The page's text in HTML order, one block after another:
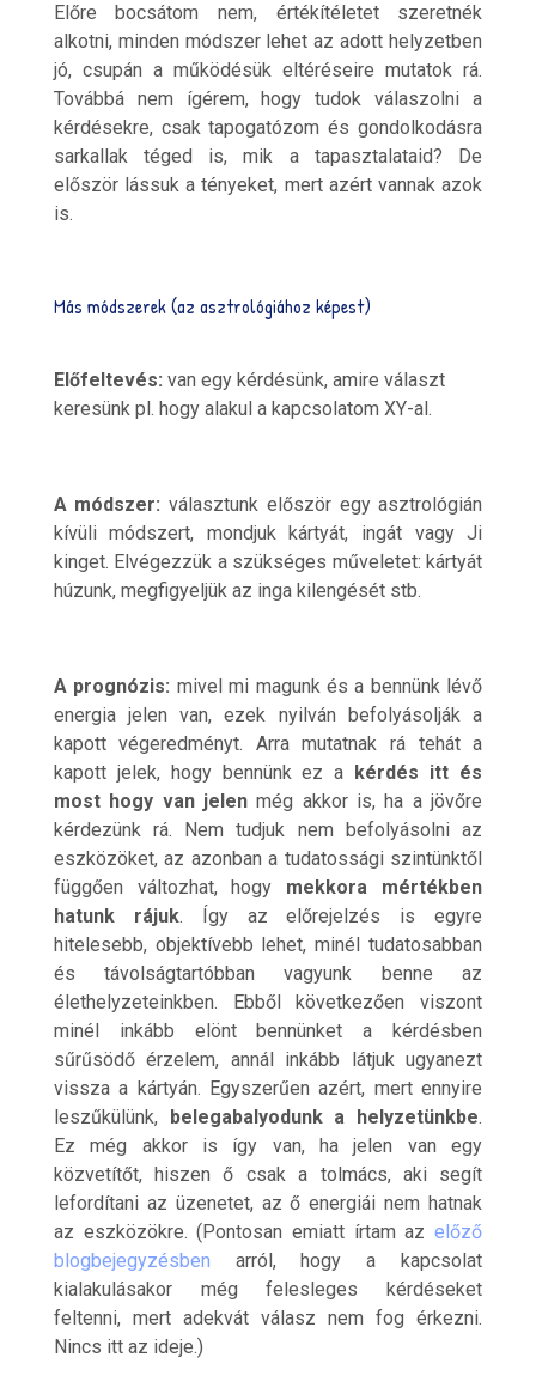
Előre bocsátom nem, értékítéletet szeretnék
alkotni, minden módszer lehet az adott helyzetben
jó, csupán a működésük eltéréseire mutatok rá.
Továbbá nem ígérem, hogy tudok válaszolni a
kérdésekre, csak tapogatózom és gondolkodásra
sarkallak téged is, mik a tapasztalataid? De
először lássuk a tényeket, mert azért vannak azok
is.
Más módszerek (az asztrológiához képest)
Előfeltevés: van egy kérdésünk, amire választ
keresünk pl. hogy alakul a kapcsolatom XY-al.
A módszer: választunk először egy asztrológián
kívüli módszert, mondjuk kártyát, ingát vagy Ji
kinget. Elvégezzük a szükséges műveletet: kártyát
húzunk, megfigyeljük az inga kilengését stb.
A prognózis: mivel mi magunk és a bennünk lévő
energia jelen van, ezek nyilván befolyásolják a
kapott végeredményt. Arra mutatnak rá tehát a
kapott jelek, hogy bennünk ez a kérdés itt és
most hogy van jelenmég akkor is, ha a jövőre
kérdezünk rá. Nem tudjuk nem befolyásolni az
eszközöket, az azonban a tudatossági szintünktől
függően változhat, hogy mekkora mértékben
hatunk rájuk. Így az előrejelzés is egyre
hitelesebb, objektívebb lehet, minél tudatosabban
és távolságtartóbban vagyunk benne az
élethelyzeteinkben. Ebből következően viszont
minél inkább elönt bennünket a kérdésben
sűrűsödő érzelem, annál inkább látjuk ugyanezt
vissza a kártyán. Egyszerűen azért, mert ennyire
leszűkülünk, belegabalyodunk a helyzetünkbe.
Ez még akkor is így van, ha jelen van egy
közvetítőt, hiszen ő csak a tolmács, aki segít
lefordítani az üzenetet, az ő energiái nem hatnak
az eszközökre. (Pontosan emiatt írtam azelőző
blogbejegyzésben arról, hogy a kapcsolat
kialakulásakor még felesleges kérdéseket
feltenni, mert adekvát válasz nem fog érkezni.
Nincs itt az ideje.)